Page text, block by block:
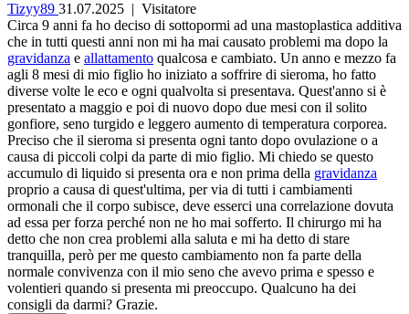
Tizyy89 31.07.2025 | Visitatore
Circa 9 anni fa ho deciso di sottopormi ad una mastoplastica additiva
che in tutti questi anni non mi ha mai causato problemi ma dopo la
gravidanza e allattamento qualcosa e cambiato. Un anno e mezzo fa
agli 8 mesi di mio figlio ho iniziato a soffrire di sieroma, ho fatto
diverse volte le eco e ogni qualvolta si presentava. Quest'anno si è
presentato a maggio e poi di nuovo dopo due mesi con il solito
gonfiore, seno turgido e leggero aumento di temperatura corporea.
Preciso che il sieroma si presenta ogni tanto dopo ovulazione o a
causa di piccoli colpi da parte di mio figlio. Mi chiedo se questo
accumulo di liquido si presenta ora e non prima della gravidanza
proprio a causa di quest'ultima, per via di tutti i cambiamenti
ormonali che il corpo subisce, deve esserci una correlazione dovuta
ad essa per forza perché non ne ho mai sofferto. Il chirurgo mi ha
detto che non crea problemi alla saluta e mi ha detto di stare
tranquilla, però per me questo cambiamento non fa parte della
normale convivenza con il mio seno che avevo prima e spesso e
volentieri quando si presenta mi preoccupo. Qualcuno ha dei
consigli da darmi? Grazie.